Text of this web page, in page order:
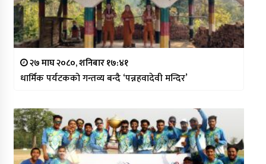
२७ माघ २०८०, शनिबार १७:४१
धार्मिक पर्यटकको गन्तव्य बन्दै ‘पन्नहवादेवी मन्दिर’